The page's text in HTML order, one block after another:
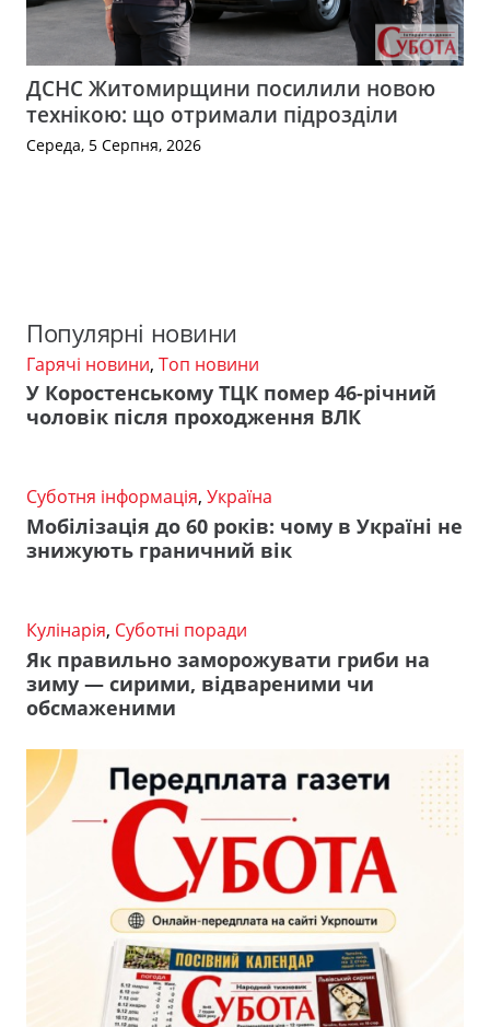
ДСНС Житомирщини посилили новою
технікою: що отримали підрозділи
Середа, 5 Серпня, 2026
Популярні новини
Гарячі новини, Топ новини
У Коростенському ТЦК помер 46-річний
чоловік після проходження ВЛК
Суботня інформація, Україна
Мобілізація до 60 років: чому в Україні не
знижують граничний вік
Кулінарія, Суботні поради
Як правильно заморожувати гриби на
зиму — сирими, відвареними чи
обсмаженими